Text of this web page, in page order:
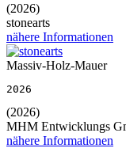
(2026)
stonearts
nähere Informationen
Massiv-Holz-Mauer
2026
(2026)
MHM Entwicklungs
nähere Informationen